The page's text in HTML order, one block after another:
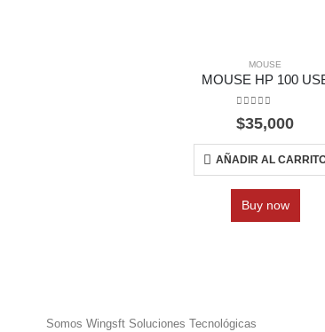
MOUSE
MOUSE HP 100
0
$35,000
AÑADIR AL
Buy now
Somos Wingsft Soluciones Tecnológicas